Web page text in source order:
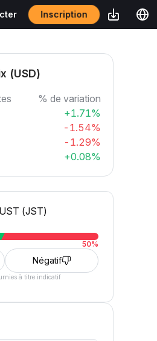
Inscription
(USD)
% de variation
+1.71%
-1.54%
-1.29%
+0.08%
(JST)
50%
Négatif
à titre indicatif